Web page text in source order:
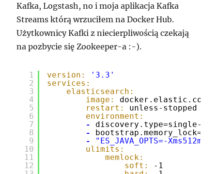
Kafka, Logstash, no i moja aplikacja Kafka
Streams którą wrzuciłem na Docker Hub.
Użytkownicy Kafki z niecierpliwością czekają
na pozbycie się Zookeeper-a :-).
1
2
3
4
5
6
7
8
9
10
11
12
version:
'3.3'
services:
elasticsearch:
image:
docker.elastic.co/
restart:
unless-stopped
environment:
-
discovery.type=single-
-
bootstrap.memory_lock=
-
"ES_JAVA_OPTS=-Xms512m -
ulimits:
memlock:
soft:
-1